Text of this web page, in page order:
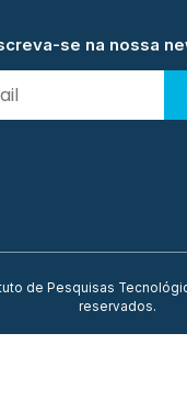
se na nossa
de Pesquisas
reservados.